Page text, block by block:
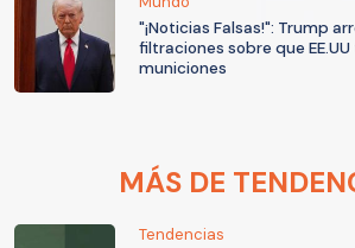
"¡Noticias Falsas!": Trump
filtraciones sobre que
municiones
MÁS DE
Tendencias